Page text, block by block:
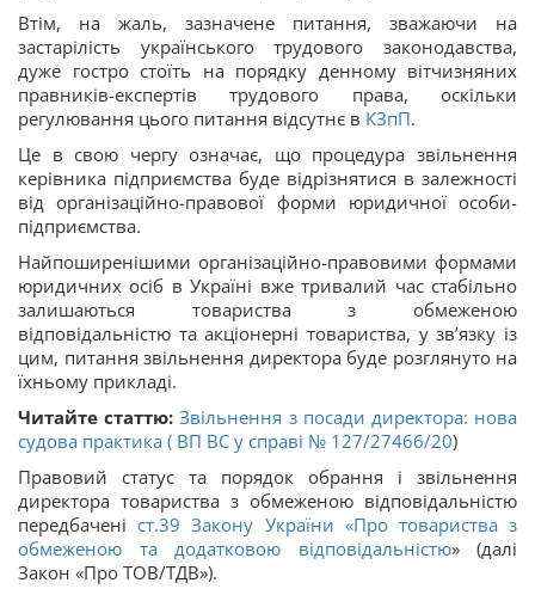
Втім, на жаль, зазначене питання, зважаючи на
застарілість українського трудового законодавства,
дуже гостро стоїть на порядку денному вітчизняних
правників-експертів трудового права, оскільки
регулювання цього питання відсутнє в КЗпП.
Це в свою чергу означає, що процедура звільнення
керівника підприємства буде відрізнятися в залежності
від організаційно-правової форми юридичної особи-
підприємства.
Найпоширенішими організаційно-правовими формами
юридичних осіб в Україні вже тривалий час стабільно
залишаються товариства з обмеженою
відповідальністю та акціонерні товариства, у зв’язку із
цим, питання звільнення директора буде розглянуто на
їхньому прикладі.
Читайте статтю: Звільнення з посади директора: нова
судова практика ( ВП ВС у справі № 127/27466/20)
Правовий статус та порядок обрання і звільнення
директора товариства з обмеженою відповідальністю
передбаченіст.39 Закону України «Про товариства з
обмеженою та додатковою відповідальністю» (далі
Закон «Про ТОВ/ТДВ»).